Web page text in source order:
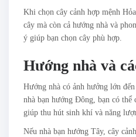
Khi chọn cây cảnh hợp mệnh
cây mà còn cả hướng nhà và
ý giúp bạn chọn cây phù hợp.
Hướng nhà và
Hướng nhà có ảnh hưởng lớn
nhà bạn hướng Đông, bạn có thể
giúp thu hút sinh khí và năng
Nếu nhà bạn hướng Tây, cây